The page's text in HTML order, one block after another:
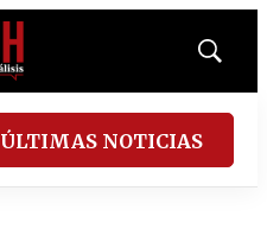
Mostrar
ÚLTIMAS NOTICIAS